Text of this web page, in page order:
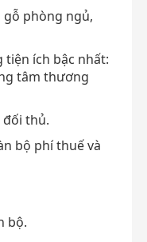
gỗ phòng ngủ,
ích bậc nhất:
tâm thương
đối thủ.
bộ phí thuế và
bộ.